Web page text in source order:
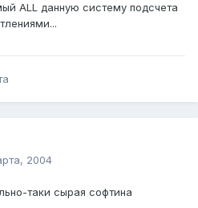
ALL данную систему подсчета
2004
таки сырая софтина